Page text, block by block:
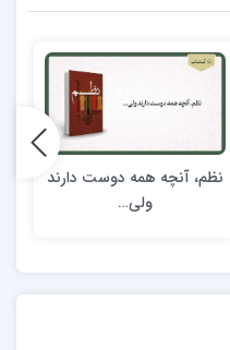
نظم، آنچه همه دوست دارند
ولی…